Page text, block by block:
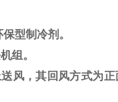
型制冷剂。
组。
风，其回风方式为